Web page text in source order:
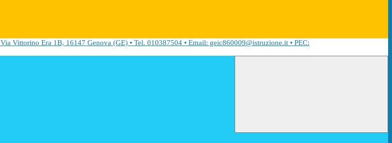
Via Vittorino Era 1B, 16147 Genova (GE) • Tel. 010387504 • Email: geic860009@istruzione.it • PEC: